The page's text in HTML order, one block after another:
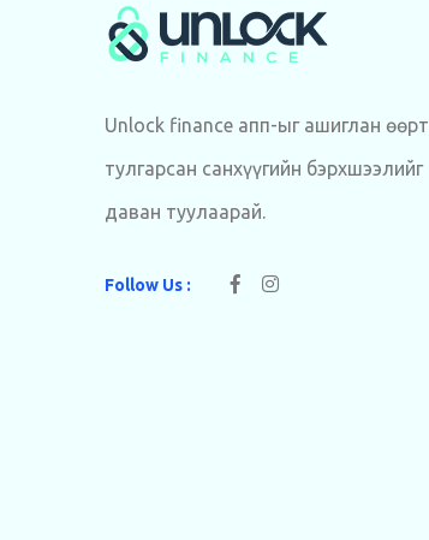
Unlock finance апп-ыг ашиглан өөрт
тулгарсан санхүүгийн бэрхшээлийг
даван туулаарай.
Follow Us :